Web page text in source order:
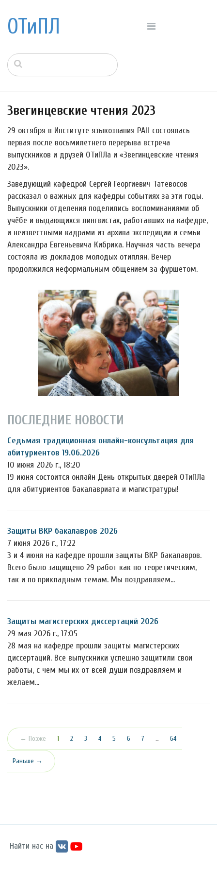
ОТиПЛ
Звегинцевские чтения 2023
29 октября в Институте языкознания РАН состоялась
первая после восьмилетнего перерыва встреча
выпускников и друзей ОТиПЛа и «Звегинцевские чтения
2023».
Заведующий кафедрой Сергей Георгиевич Татевосов
рассказал о важных для кафедры событиях за эти годы.
Выпускники отделения поделились воспоминаниями об
учёбе и выдающихся лингвистах, работавших на кафедре,
и неизвестными кадрами из архива экспедиции и семьи
Александра Евгеньевича Кибрика. Научная часть вечера
состояла из докладов молодых отиплян. Вечер
продолжился неформальным общением за фуршетом.
ПОСЛЕДНИЕ НОВОСТИ
Седьмая традиционная онлайн-консультация для
абитуриентов 19.06.2026
10 июня 2026 г., 18:20
19 июня состоится онлайн День открытых дверей ОТиПЛа
для абитуриентов бакалавриата и магистратуры!
Защиты ВКР бакалавров 2026
7 июня 2026 г., 17:22
3 и 4 июня на кафедре прошли защиты ВКР бакалавров.
Всего было защищено 29 работ как по теоретическим,
так и по прикладным темам. Мы поздравляем…
Защиты магистерских диссертаций 2026
29 мая 2026 г., 17:05
28 мая на кафедре прошли защиты магистерских
диссертаций. Все выпускники успешно защитили свои
работы, с чем мы их от всей души поздравляем и
желаем…
← Позже 1 (текущая)
2 3 4 5 6 7 … 64
Раньше →
Найти нас на